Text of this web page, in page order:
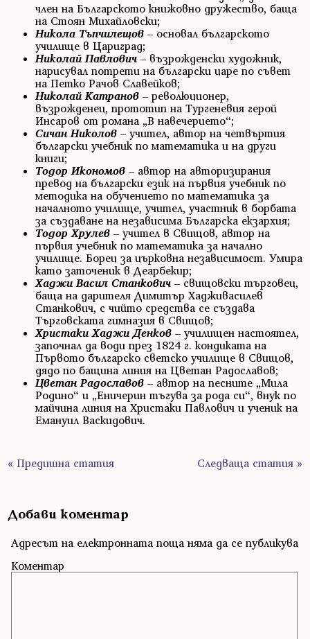
член на Българското книжовно дружество, баща
на Стоян Михайловски;
Никола Тъпчилещов – основал българското
училище в Цариград;
Николай Павлович – възрожденски художник,
нарисувал потрети на български царе по съвет
на Петко Рачов Славейков;
Николай Катранов – революционер,
възрожденец, прототип на Тургеневия герой
Инсаров от романа „В навечерието“;
Сичан Николов – учител, автор на четвъртия
български учебник по математика и на други
книги;
Тодор Икономов – автор на авторизирания
превод на български език на първия учебник по
методика на обучението по математика за
началното училище, учител, участник в борбата
за създаване на независима Българска екзархия;
Тодор Хрулев – учител в Свищов, автор на
първия учебник по математика за начално
училище. Борец за църковна независимост. Умира
като заточеник в Деарбекир;
Хаджи Васил Станкович – свищовски търговец,
баща на дарителя Димитър Хадживасилев
Станкович, с чийто средства се създава
Търговската гимназия в Свищов;
Христаки Хаджи Денков – училищен настоятел,
започнал да води през 1824 г. кондиката на
Първото българско светско училище в Свищов,
дядо по бащина линия на Цветан Радославов;
Цветан Радославов – автор на песните „Мила
Родино“ и „Еничерин тъгува за рода си“, внук по
майчина линия на Христаки Павлович и ученик на
Емануил Васкидович.
« Предишна статия Следваща статия »
Добави коментар
Адресът на електронната поща няма да се публикува
Коментар